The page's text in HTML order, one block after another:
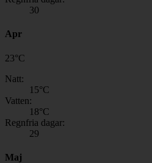
30
Apr
23°C
Natt:
15°C
Vatten:
18°C
Regnfria dagar:
29
Maj